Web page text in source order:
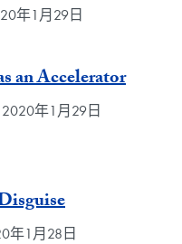
年1月29日
an Accelerator
2020年1月29日
年1月28日